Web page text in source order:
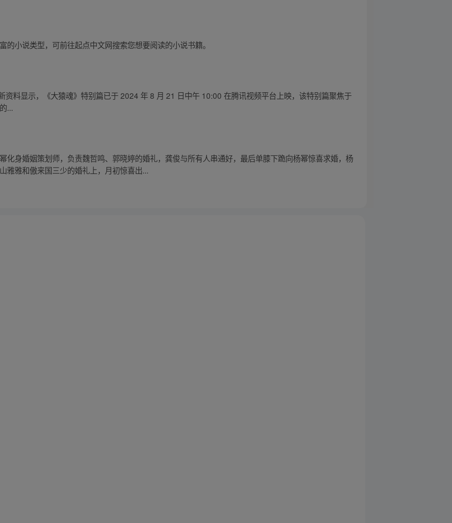
的小说类型，可前往起点中文网搜索您想要阅读的小说书籍。
资料显示，《大猿魂》特别篇已于 2024 年 8 月 21 日中午 10:00 在腾讯视频平台上映，该特别篇聚焦于
...
化身婚姻策划师，负责魏哲鸣、郭晓婷的婚礼，龚俊与所有人串通好，最后单膝下跪向杨幂惊喜求婚，杨
雅雅和傲来国三少的婚礼上，月初惊喜出...